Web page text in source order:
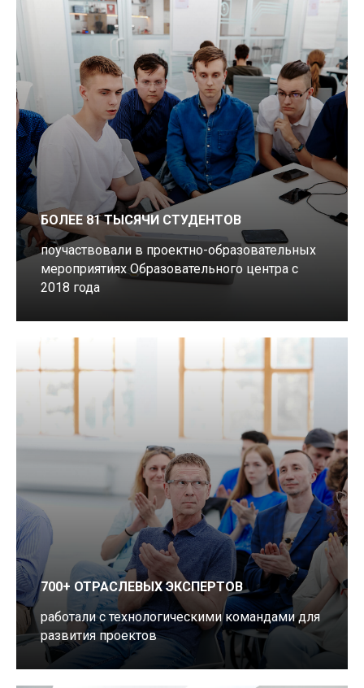
БОЛЕЕ 81 ТЫСЯЧИ СТУДЕНТОВ
поучаствовали в проектно-образовательных
мероприятиях Образовательного центра с
2018 года
700+ ОТРАСЛЕВЫХ ЭКСПЕРТОВ
работали с технологическими командами для
развития проектов